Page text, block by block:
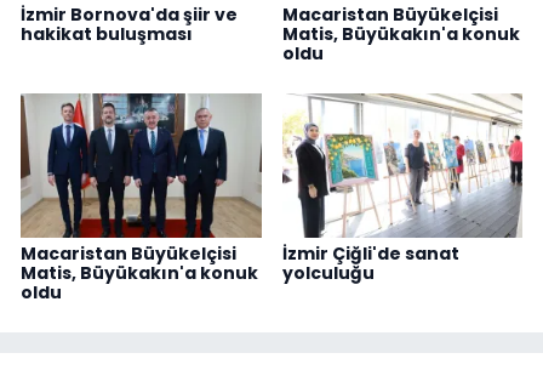
İzmir Bornova'da şiir ve
hakikat buluşması
Macaristan Büyükelçisi
Matis, Büyükakın'a konuk
oldu
Macaristan Büyükelçisi
Matis, Büyükakın'a konuk
oldu
İzmir Çiğli'de sanat
yolculuğu